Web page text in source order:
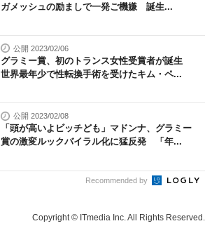
ガメッシュの励ましで一発ご機嫌 誕生...
公開 2023/02/06
グラミー賞、初のトランス女性受賞者が誕生
世界最年少で性転換手術を受けたキム・ペ...
公開 2023/02/08
「頭が高いよビッチども」マドンナ、グラミー
賞の激変ルックバイラル化に猛反発 「年...
Recommended by
Copyright © ITmedia Inc. All Rights Reserved.